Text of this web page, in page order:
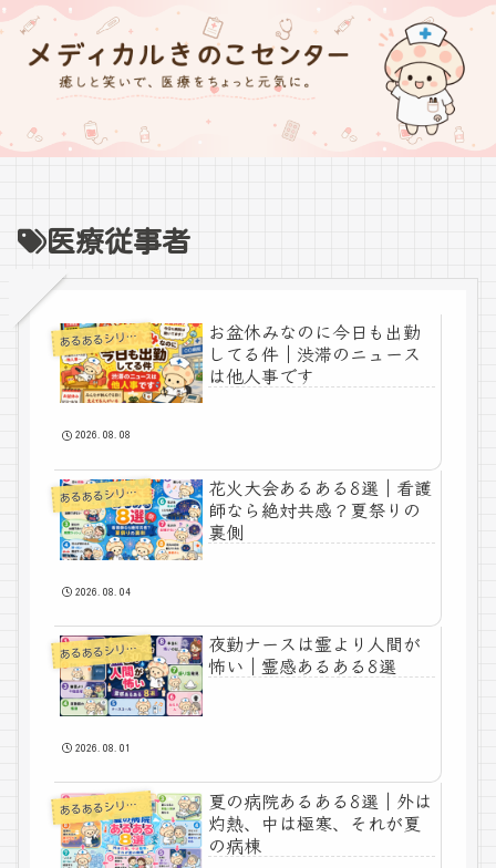
医療従事者
あ
るあるシリーズ
お盆休みなのに今日も出勤
してる件｜渋滞のニュース
は他人事です
2026.08.08
あ
るあるシリーズ
花火大会あるある8選｜看護
師なら絶対共感？夏祭りの
裏側
2026.08.04
あ
るあるシリーズ
夜勤ナースは霊より人間が
怖い｜霊感あるある8選
2026.08.01
あ
るあるシリーズ
夏の病院あるある8選｜外は
灼熱、中は極寒、それが夏
の病棟